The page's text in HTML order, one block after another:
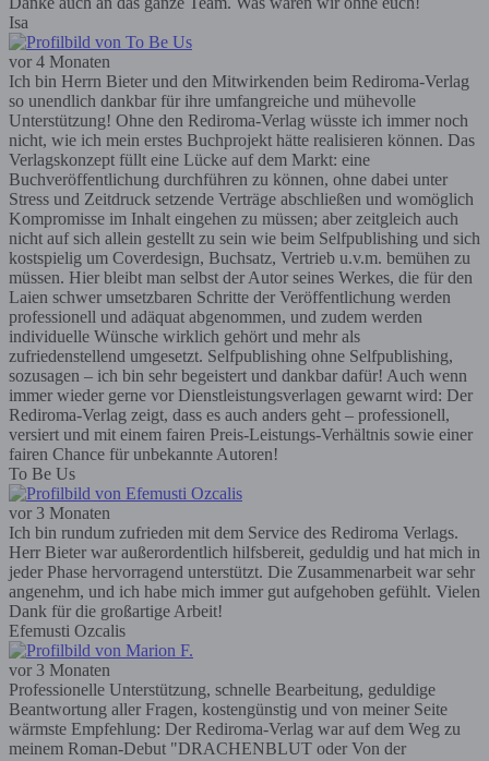
Isa
vor 4 Monaten
Ich bin Herrn Bieter und den Mitwirkenden beim Rediroma-Verlag
so unendlich dankbar für ihre umfangreiche und mühevolle
Unterstützung! Ohne den Rediroma-Verlag wüsste ich immer noch
nicht, wie ich mein erstes Buchprojekt hätte realisieren können. Das
Verlagskonzept füllt eine Lücke auf dem Markt: eine
Buchveröffentlichung durchführen zu können, ohne dabei unter
Stress und Zeitdruck setzende Verträge abschließen und womöglich
Kompromisse im Inhalt eingehen zu müssen; aber zeitgleich auch
nicht auf sich allein gestellt zu sein wie beim Selfpublishing und sich
kostspielig um Coverdesign, Buchsatz, Vertrieb u.v.m. bemühen zu
müssen. Hier bleibt man selbst der Autor seines Werkes, die für den
Laien schwer umsetzbaren Schritte der Veröffentlichung werden
professionell und adäquat abgenommen, und zudem werden
individuelle Wünsche wirklich gehört und mehr als
zufriedenstellend umgesetzt. Selfpublishing ohne Selfpublishing,
sozusagen – ich bin sehr begeistert und dankbar dafür! Auch wenn
immer wieder gerne vor Dienstleistungsverlagen gewarnt wird: Der
Rediroma-Verlag zeigt, dass es auch anders geht – professionell,
versiert und mit einem fairen Preis-Leistungs-Verhältnis sowie einer
fairen Chance für unbekannte Autoren!
To Be Us
vor 3 Monaten
Ich bin rundum zufrieden mit dem Service des Rediroma Verlags.
Herr Bieter war außerordentlich hilfsbereit, geduldig und hat mich in
jeder Phase hervorragend unterstützt. Die Zusammenarbeit war sehr
angenehm, und ich habe mich immer gut aufgehoben gefühlt. Vielen
Dank für die großartige Arbeit!
Efemusti Ozcalis
vor 3 Monaten
Professionelle Unterstützung, schnelle Bearbeitung, geduldige
Beantwortung aller Fragen, kostengünstig und von meiner Seite
wärmste Empfehlung: Der Rediroma-Verlag war auf dem Weg zu
meinem Roman-Debut "DRACHENBLUT oder Von der